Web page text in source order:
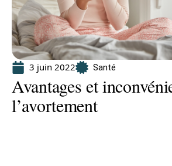
3 juin 2022 Santé
Avantages et
l’avortement